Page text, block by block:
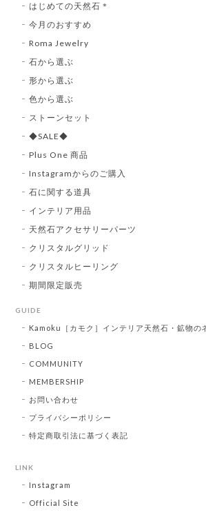
はじめての天然石＊
今月のおすすめ
Roma Jewelry
石から選ぶ
形から選ぶ
色から選ぶ
ストーンセット
◆SALE◆
Plus One 商品
Instagramからのご購入
石に関する道具
インテリア用品
天然石アクセサリーパーツ
クリスタルグリッド
クリスタルヒーリング
期間限定販売
GUIDE
Kamoku［カモク］インテリア天然石・鉱物の
BLOG
COMMUNITY
MEMBERSHIP
お問い合わせ
プライバシーポリシー
特定商取引法に基づく表記
LINK
Instagram
Official Site